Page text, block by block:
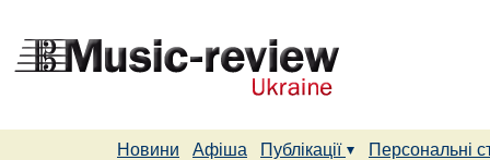
Новини Афіша Публікації
Персональні